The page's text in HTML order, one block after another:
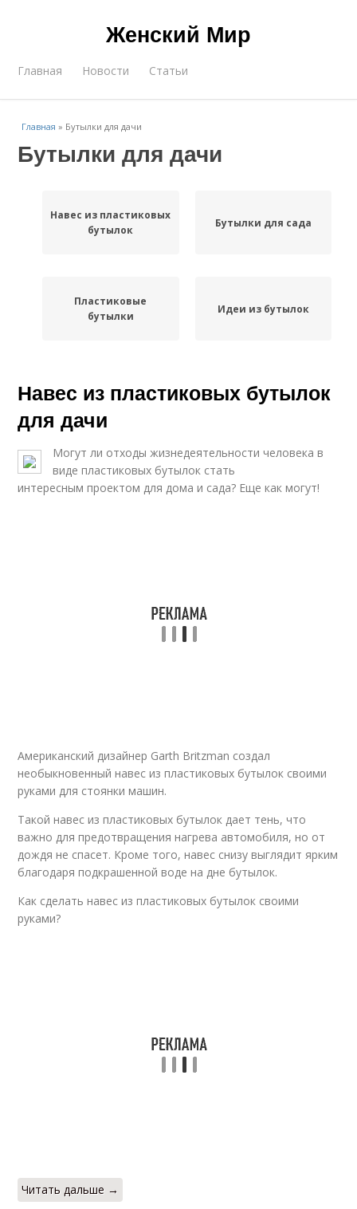
Женский Мир
Главная Новости Статьи
Главная » Бутылки для дачи
Бутылки для дачи
Навес из пластиковых
бутылок
Бутылки для сада
Пластиковые
бутылки
Идеи из бутылок
Навес из пластиковых бутылок
для дачи
Могут ли отходы жизнедеятельности человека в
виде пластиковых бутылок стать
интересным проектом для дома и сада? Еще как могут!
Американский дизайнер Garth Britzman создал
необыкновенный навес из пластиковых бутылок своими
руками для стоянки машин.
Такой навес из пластиковых бутылок дает тень, что
важно для предотвращения нагрева автомобиля, но от
дождя не спасет. Кроме того, навес снизу выглядит ярким
благодаря подкрашенной воде на дне бутылок.
Как сделать навес из пластиковых бутылок своими
руками?
Читать дальше →